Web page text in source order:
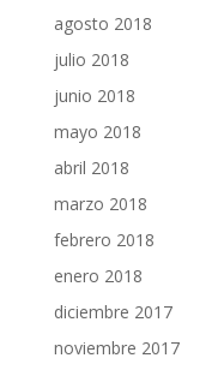
agosto 2018
julio 2018
junio 2018
mayo 2018
abril 2018
marzo 2018
febrero 2018
enero 2018
diciembre 2017
noviembre 2017